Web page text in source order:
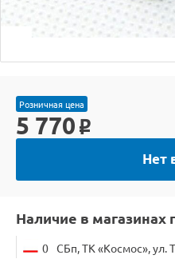
Розничная цена
5 770 o
Нет
Наличие в магазинах
0 СБп, ТК «Космос», ул.